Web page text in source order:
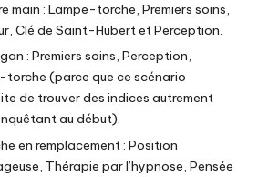
main : Lampe-torche, Premiers soins,
Clé de Saint-Hubert et Perception.
: Premiers soins, Perception,
torche (parce que ce scénario
de trouver des indices autrement
au début).
en remplacement : Position
Thérapie par l’hypnose, Pensée